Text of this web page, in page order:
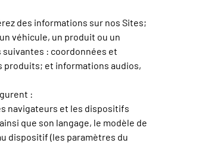
des informations sur nos Sites;
véhicule, un produit ou un
suivantes : coordonnées et
et informations audios,
:
navigateurs et les dispositifs
que son langage, le modèle de
dispositif (les paramètres du